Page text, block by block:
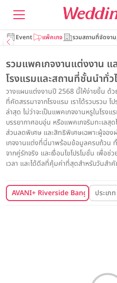
Event แพ็คเกจ รวมสถานที่จัดงาน
รวมแพคเกจงานแต่งงาน แ
โรงแรมและสถานที่ชั้นนำทั่ว
วางแผนแต่งงานปี 2568 นี้ให้ง่ายขึ้น ด้ว
ที่คัดสรรมาจากโรงแรม เราได้รวบรวม
ล่าสุด ไม่ว่าจะเป็นแพคเกจงานหรูในโรง
บรรยากาศอบอุ่น หรือแพคเกจริมทะเล
ส่วนลดพิเศษ และสิทธิพิเศษเฉพาะผู้จ
เกจงานแต่งที่นี่มาพร้อมข้อมูลครบถ้วน
จากคู่รักจริง และเงื่อนไขโปรโมชั่น เพื่อช่
เวลา และได้ดีลที่คุ้มค่าที่สุดสำหรับวันสำ
AVANI+ Riverside Bangkok Hotel
ประเภท